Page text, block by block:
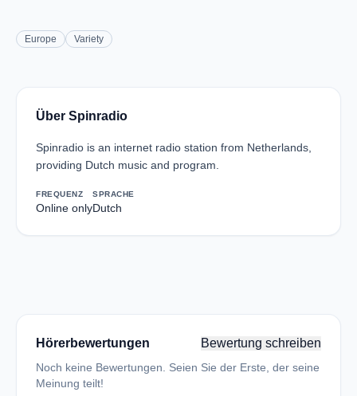
Europe Variety
Über Spinradio
Spinradio is an internet radio station from Netherlands,
providing Dutch music and program.
FREQUENZ
Online only
SPRACHE
Dutch
Hörerbewertungen Bewertung schreiben
Noch keine Bewertungen. Seien Sie der Erste, der seine
Meinung teilt!